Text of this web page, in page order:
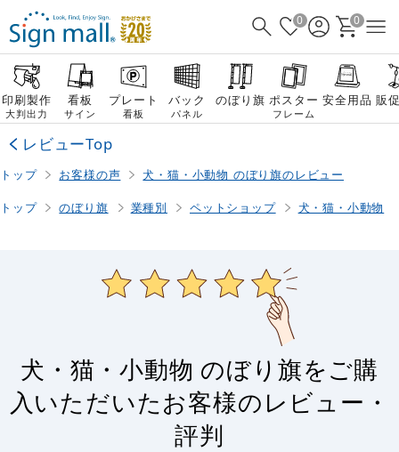
0 0
印刷製作
大判出力
看板
サイン
プレート
看板
バック
パネル
のぼり旗 ポスター
フレーム
安全用品 販
レビューTop
トップ お客様の声 犬・猫・小動物 のぼり旗のレビュー
トップ のぼり旗 業種別 ペットショップ 犬・猫・小動物
犬・猫・小動物 のぼり旗をご購
入いただいたお客様のレビュー・
評判